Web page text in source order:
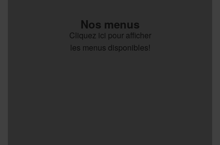
Nos menus
Cliquez ici pour afficher
les menus disponibles!